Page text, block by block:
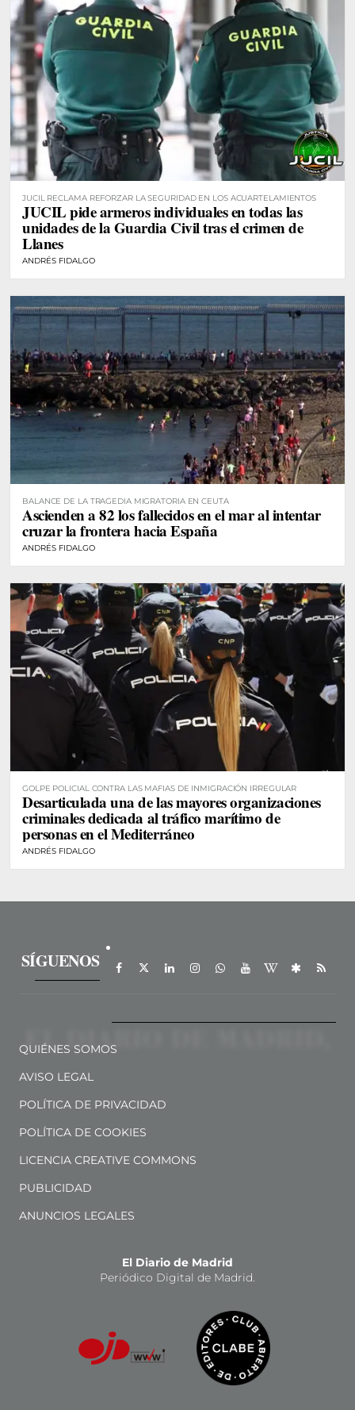
JUCIL RECLAMA REFORZAR LA SEGURIDAD EN LOS ACUARTELAMIENTOS
JUCIL pide armeros individuales en todas las
unidades de la Guardia Civil tras el crimen de
Llanes
ANDRÉS FIDALGO
BALANCE DE LA TRAGEDIA MIGRATORIA EN CEUTA
Ascienden a 82 los fallecidos en el mar al intentar
cruzar la frontera hacia España
ANDRÉS FIDALGO
GOLPE POLICIAL CONTRA LAS MAFIAS DE INMIGRACIÓN IRREGULAR
Desarticulada una de las mayores organizaciones
criminales dedicada al tráfico marítimo de
personas en el Mediterráneo
ANDRÉS FIDALGO
SÍGUENOS
QUIÉNES SOMOS
AVISO LEGAL
POLÍTICA DE PRIVACIDAD
POLÍTICA DE COOKIES
LICENCIA CREATIVE COMMONS
PUBLICIDAD
ANUNCIOS LEGALES
El Diario de Madrid
Periódico Digital de Madrid.